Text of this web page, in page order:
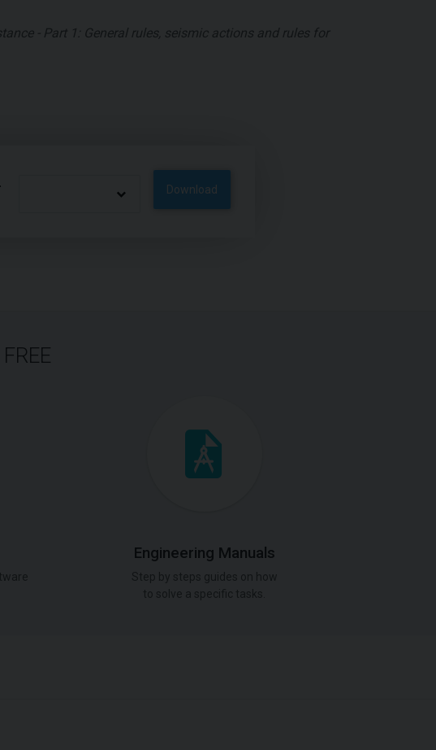
- Part 1: General rules, seismic actions and rules for
Download
Engineering Manuals